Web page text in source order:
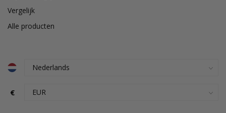
Vergelijk
Alle producten
€